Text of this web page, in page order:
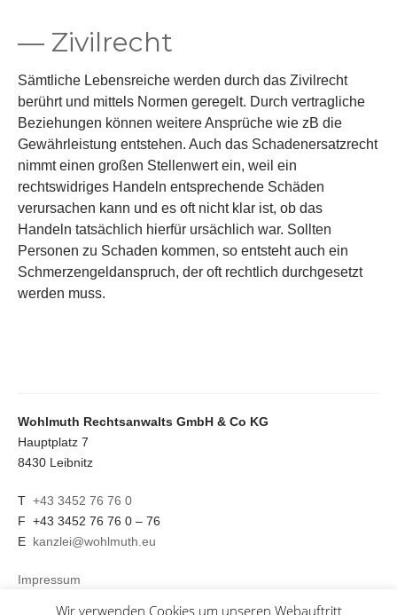
— Zivilrecht
Sämtliche Lebensreiche werden durch das Zivilrecht
berührt und mittels Normen geregelt. Durch vertragliche
Beziehungen können weitere Ansprüche wie zB die
Gewährleistung entstehen. Auch das Schadenersatzrecht
nimmt einen großen Stellenwert ein, weil ein
rechtswidriges Handeln entsprechende Schäden
verursachen kann und es oft nicht klar ist, ob das
Handeln tatsächlich hierfür ursächlich war. Sollten
Personen zu Schaden kommen, so entsteht auch ein
Schmerzengeldanspruch, der oft rechtlich durchgesetzt
werden muss.
Wohlmuth Rechtsanwalts GmbH & Co KG
Hauptplatz 7
8430 Leibnitz
T +43 3452 76 76 0
F +43 3452 76 76 0 – 76
E kanzlei@wohlmuth.eu
Impressum
Wir verwenden Cookies um unseren Webauftritt